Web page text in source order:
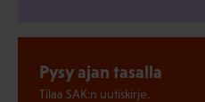
Pysy ajan tasalla
Tilaa SAK:n uutiskirje.